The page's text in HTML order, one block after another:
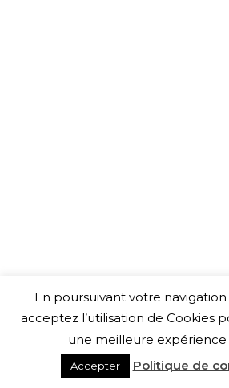
En poursuivant votre navigation
acceptez l’utilisation de Cookies
une meilleure expérience
Accepter Politique de